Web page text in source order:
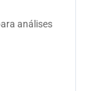
análises